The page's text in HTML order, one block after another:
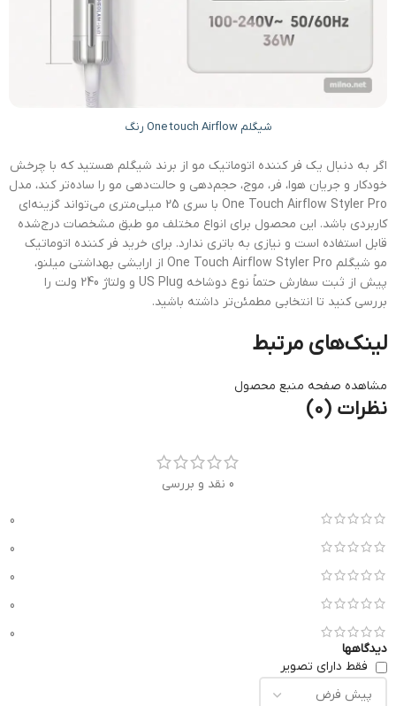
شیگلم One touch Airflow رنگ
اگر به دنبال یک فر کننده اتوماتیک مو از برند شیگلم هستید که با چرخش
خودکار و جریان هوا، فر، موج، حجم‌دهی و حالت‌دهی مو را ساده‌تر کند، مدل
One Touch Airflow Styler Pro با سری 25 میلی‌متری می‌تواند گزینه‌ای
کاربردی باشد. این محصول برای انواع مختلف مو طبق مشخصات درج‌شده
قابل استفاده است و نیازی به باتری ندارد. برای خرید فر کننده اتوماتیک
مو شیگلم One Touch Airflow Styler Pro از ارایشی بهداشتی میلنو،
پیش از ثبت سفارش حتماً نوع دوشاخه US Plug و ولتاژ 240 ولت را
بررسی کنید تا انتخابی مطمئن‌تر داشته باشید.
لینک‌های مرتبط
مشاهده صفحه منبع محصول
نظرات (0)
0 نقد و بررسی
0
0
0
0
0
دیدگاهها
فقط دارای تصویر